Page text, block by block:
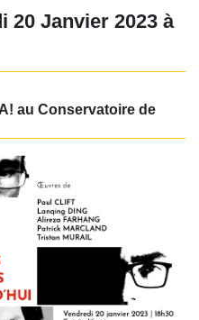
20 Janvier 2023 à
au Conservatoire de